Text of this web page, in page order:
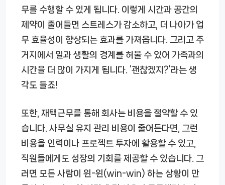
무를 수행할 수 있게 됩니다. 이렇게 시간과 공간의
제약이 줄어들면 스트레스가 감소하고, 더 나아가 업
무 효율성이 향상되는 효과를 가져옵니다. 그리고 주
거지에서 일과 생활의 경계를 허물 수 있어 가족과의
시간을 더 많이 가지게 됩니다. ‘괜찮겠지?’라는 생
각도 들죠!
또한, 재택근무를 통해 회사는 비용을 절약할 수 있
습니다. 사무실 유지 관리 비용이 줄어든다면, 그런
비용을 인력이나 프로젝트 투자에 활용할 수 있고,
직원들에게도 성장의 기회를 제공할 수 있습니다. 그
러면 모든 사람이 윈-윈(win-win) 하는 상황이 만